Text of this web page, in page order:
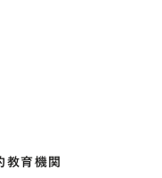
教育機関